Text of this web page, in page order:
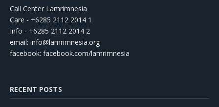
Call Center Lamrimnesia
Care - +6285 2112 2014 1
Info - +6285 2112 2014 2
email: info@lamrimnesia.org
facebook: facebook.com/lamrimnesia
RECENT POSTS